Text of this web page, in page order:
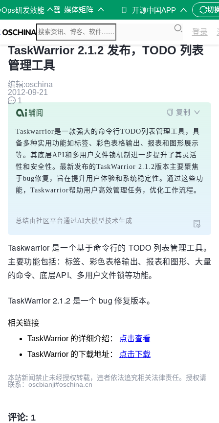
研发效能 媒体矩阵 开源中国APP 切
登录
TaskWarrior 2.1.2 发布，TODO 列表
管理工具
编辑:oschina
2012-09-21
1
复制
Taskwarrior是一款强大的命令行TODO列表管理工具，具
备多种实用功能如标签、彩色表格输出、报表和图形展示
等。其底层API和多用户文件锁机制进一步提升了其灵活
性和安全性。最新发布的TaskWarrior 2.1.2版本主要聚焦
于bug修复，旨在提升用户体验和系统稳定性。通过这些功
能，Taskwarrior帮助用户高效管理任务，优化工作流程。
总结由社区平台通过AI大模型技术生成
Taskwarrior 是一个基于命令行的 TODO 列表管理工具。
主要功能包括：标签、彩色表格输出、报表和图形、大量
的命令、底层API、多用户文件锁等功能。
TaskWarrior 2.1.2 是一个 bug 修复版本。
相关链接
TaskWarrior 的详细介绍：
点击查看
TaskWarrior 的下载地址： 点击下载
本站新闻禁止未经授权转载，违者依法追究相关法律责任。授权请
联系：oscbianji#oschina.cn
评论: 1